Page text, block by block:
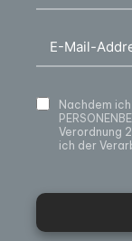
Nachdem
Verordnung
ich der